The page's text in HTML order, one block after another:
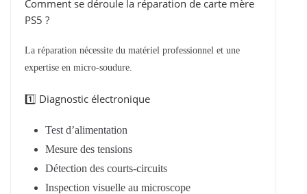
Comment se déroule la réparation de carte mère
PS5 ?
La réparation nécessite du matériel professionnel et une
expertise en micro-soudure.
1️⃣ Diagnostic électronique
Test d’alimentation
Mesure des tensions
Détection des courts-circuits
Inspection visuelle au microscope